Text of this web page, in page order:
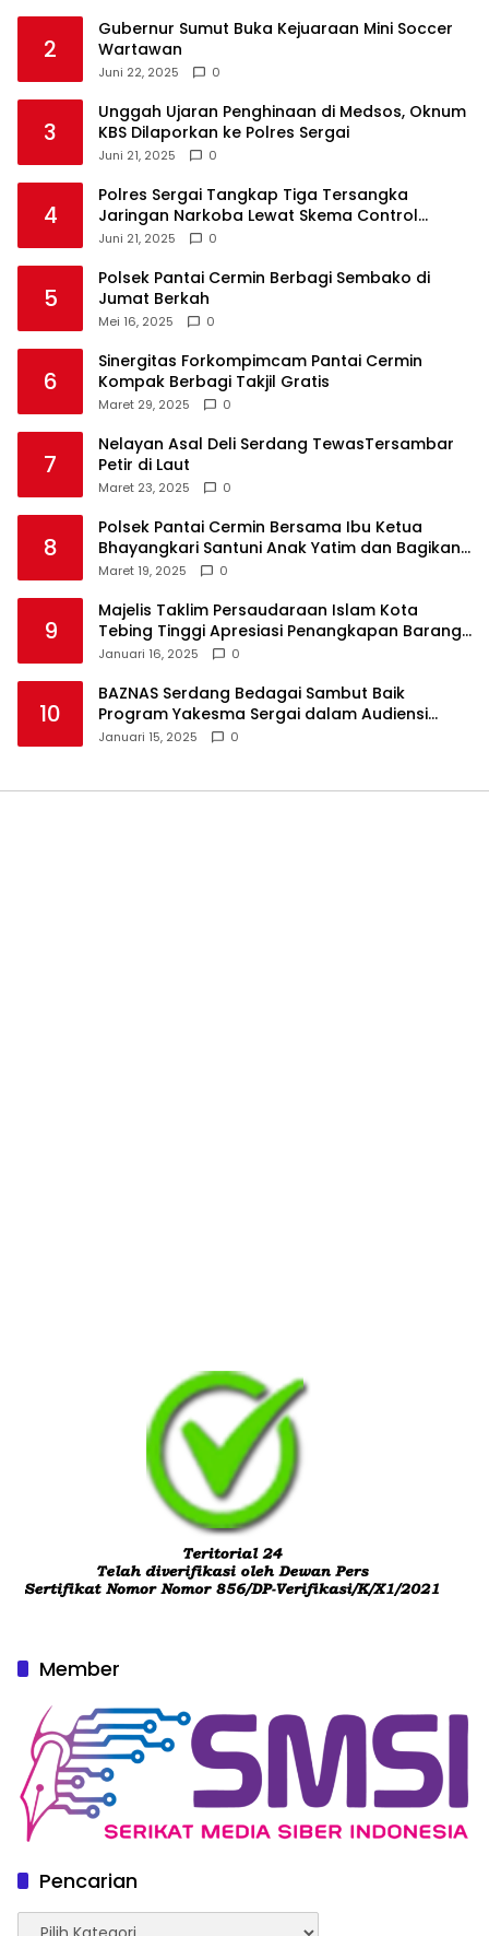
2
Gubernur Sumut Buka Kejuaraan Mini Soccer
Wartawan
Juni 22, 2025 0
3
Unggah Ujaran Penghinaan di Medsos, Oknum
KBS Dilaporkan ke Polres Sergai
Juni 21, 2025 0
4
Polres Sergai Tangkap Tiga Tersangka
Jaringan Narkoba Lewat Skema Control
Delivery
Juni 21, 2025 0
5
Polsek Pantai Cermin Berbagi Sembako di
Jumat Berkah
Mei 16, 2025 0
6
Sinergitas Forkompimcam Pantai Cermin
Kompak Berbagi Takjil Gratis
Maret 29, 2025 0
7
Nelayan Asal Deli Serdang TewasTersambar
Petir di Laut
Maret 23, 2025 0
8
Polsek Pantai Cermin Bersama Ibu Ketua
Bhayangkari Santuni Anak Yatim dan Bagikan
Takjil
Maret 19, 2025 0
9
Majelis Taklim Persaudaraan Islam Kota
Tebing Tinggi Apresiasi Penangkapan Barang
Haram
Januari 16, 2025 0
10
BAZNAS Serdang Bedagai Sambut Baik
Program Yakesma Sergai dalam Audiensi
Perkenalan Pengurus Baru
Januari 15, 2025 0
Member
Pencarian
Pencarian